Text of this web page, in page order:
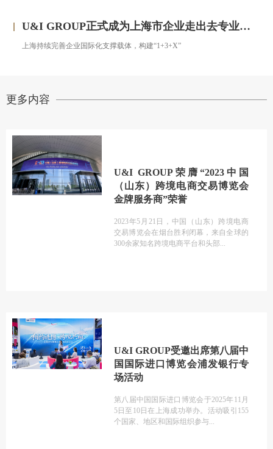
U&I GROUP正式成为上海市企业走出去专业服务联盟成员
上海持续完善企业国际化支撑载体，构建“1+3+X”
更多内容
U&I GROUP荣膺“2023中国
（山东）跨境电商交易博览会
金牌服务商”荣誉
2023年5月21日，中国（山东）跨境电商
交易博览会在烟台胜利闭幕，来自全球的
300余家知名跨境电商平台和头部
U&I GROUP受邀出席第八届中
国国际进口博览会浦发银行专
场活动
第八届中国国际进口博览会于2025年11月
5日至10日在上海成功举办。活动吸引155
个国家、地区和国际组织参与